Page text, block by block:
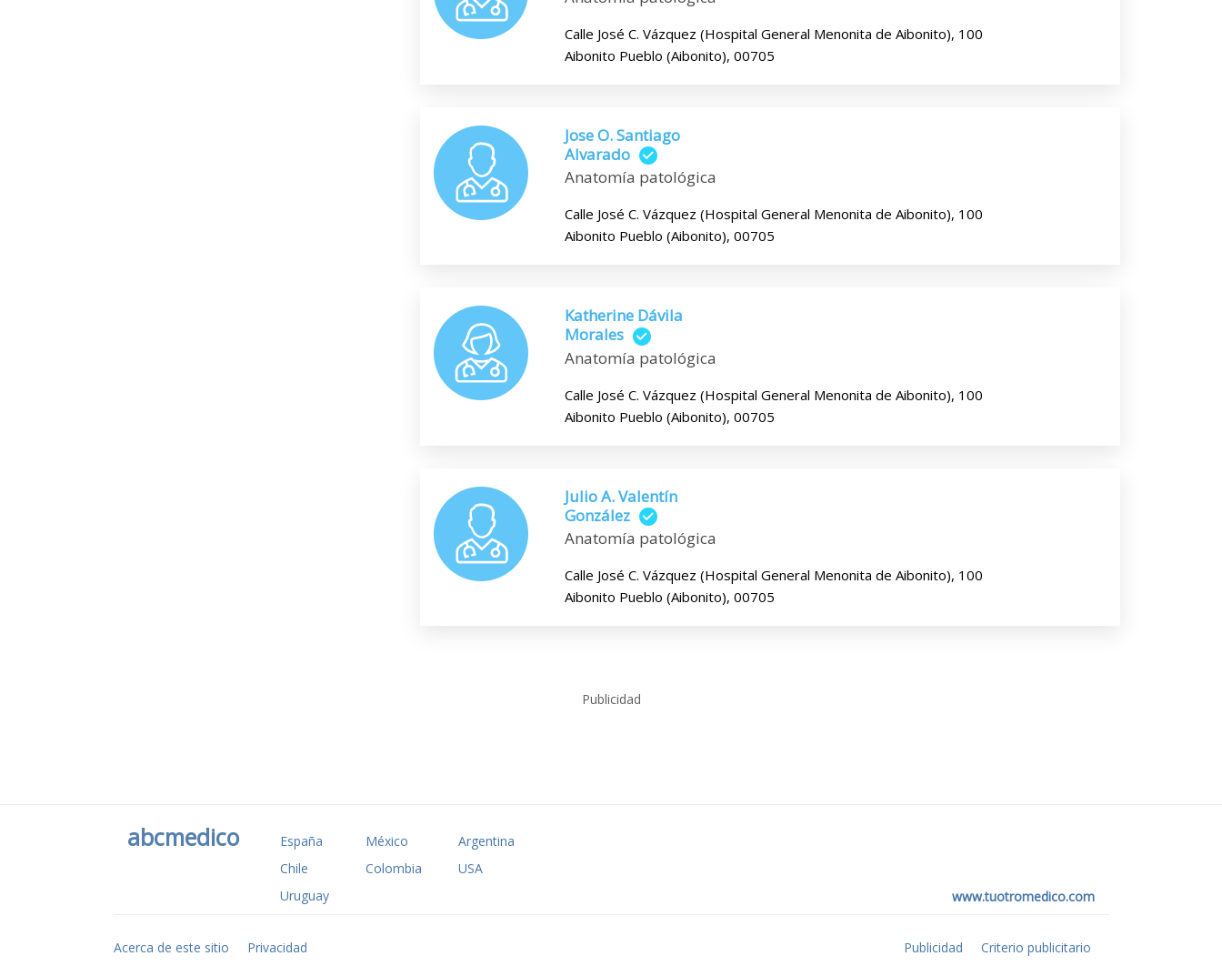
Calle José C. Vázquez (Hospital General Menonita de Aibonito), 100
Aibonito Pueblo (Aibonito), 00705
Jose O. Santiago
Alvarado
Anatomía patológica
Calle José C. Vázquez (Hospital General Menonita de Aibonito), 100
Aibonito Pueblo (Aibonito), 00705
Katherine Dávila
Morales
Anatomía patológica
Calle José C. Vázquez (Hospital General Menonita de Aibonito), 100
Aibonito Pueblo (Aibonito), 00705
Julio A. Valentín
González
Anatomía patológica
Calle José C. Vázquez (Hospital General Menonita de Aibonito), 100
Aibonito Pueblo (Aibonito), 00705
Publicidad
abcmedico España México
Argentina
Chile
Colombia
USA
Uruguay
www.tuotromedico.com
Acerca de este sitio Privacidad Publicidad Criterio publicitario